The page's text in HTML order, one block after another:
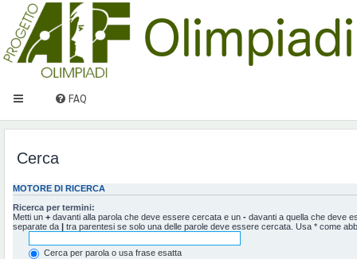
FAQ
Cerca
MOTORE DI RICERCA
Ricerca per termini:
Metti un + davanti alla parola che deve essere cercata e un - davanti a quella che deve
separate da
tra parentesi se solo una delle parole deve essere cercata. Usa * come
Cerca per parola o usa frase esatta